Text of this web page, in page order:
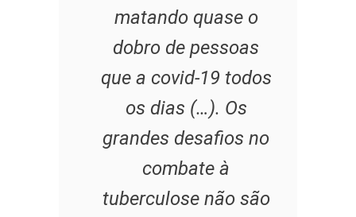
matando quase o
dobro de pessoas
que a covid-19 todos
os dias (…). Os
grandes desafios no
combate à
tuberculose não são